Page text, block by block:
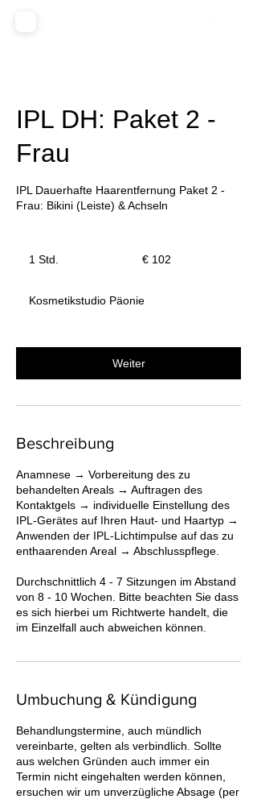
IPL DH: Paket 2 -
Frau
IPL Dauerhafte Haarentfernung Paket 2 -
Frau: Bikini (Leiste) & Achseln
1 Std.
d
€ 102
Kosmetikstudio Päonie
Weiter
Beschreibung
Anamnese → Vorbereitung des zu
behandelten Areals → Auftragen des
Kontaktgels → individuelle Einstellung des
IPL-Gerätes auf Ihren Haut- und Haartyp →
Anwenden der IPL-Lichtimpulse auf das zu
enthaarenden Areal → Abschlusspflege.
Durchschnittlich 4 - 7 Sitzungen im Abstand
von 8 - 10 Wochen. Bitte beachten Sie dass
es sich hierbei um Richtwerte handelt, die
im Einzelfall auch abweichen können.
Umbuchung & Kündigung
Behandlungstermine, auch mündlich
vereinbarte, gelten als verbindlich. Sollte
aus welchen Gründen auch immer ein
Termin nicht eingehalten werden können,
ersuchen wir um unverzügliche Absage (per